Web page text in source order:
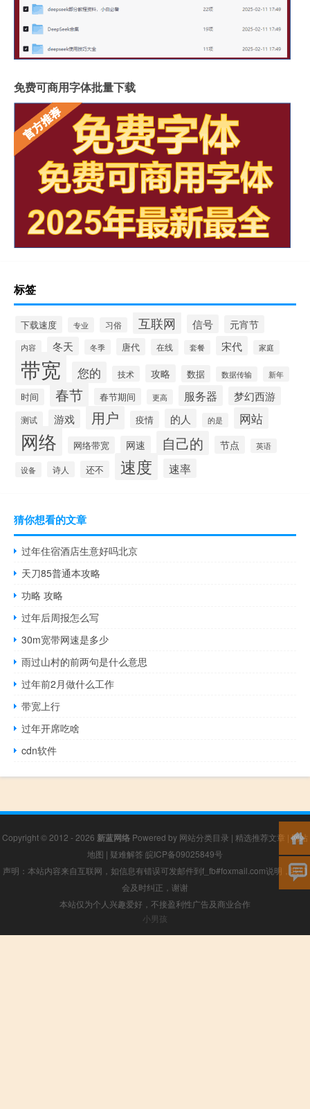
免费可商用字体批量下载
标签
下载速度 专业 习俗 互联网 信号 元宵节
内容 冬天 冬季 唐代 在线 套餐 宋代 家庭
带宽 您的 技术 攻略 数据 数据传输 新年
时间 春节 春节期间 更高 服务器 梦幻西游
测试 游戏 用户 疫情 的人 的是 网站
网络 网络带宽 网速 自己的 节点 英语
设备 诗人 还不 速度 速率
猜你想看的文章
过年住宿酒店生意好吗北京
天刀85普通本攻略
功略 攻略
过年后周报怎么写
30m宽带网速是多少
雨过山村的前两句是什么意思
过年前2月做什么工作
带宽上行
过年开席吃啥
cdn软件
Copyright © 2012 - 2026 新蓝网络 Powered by 网站分类目录 | 精选推荐文章 |网站
地图 | 疑难解答 皖ICP备09025849号
声明：本站内容来自互联网，如信息有错误可发邮件到f_fb#foxmail.com说明，我们
会及时纠正，谢谢
本站仅为个人兴趣爱好，不接盈利性广告及商业合作
小男孩